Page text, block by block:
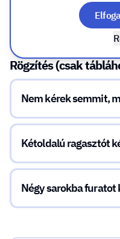
PVC tábla 4mm (+/-
Rögzítés (csak
Nem kérek semmit,
Kétoldalú ragasztót
Négy sarokba